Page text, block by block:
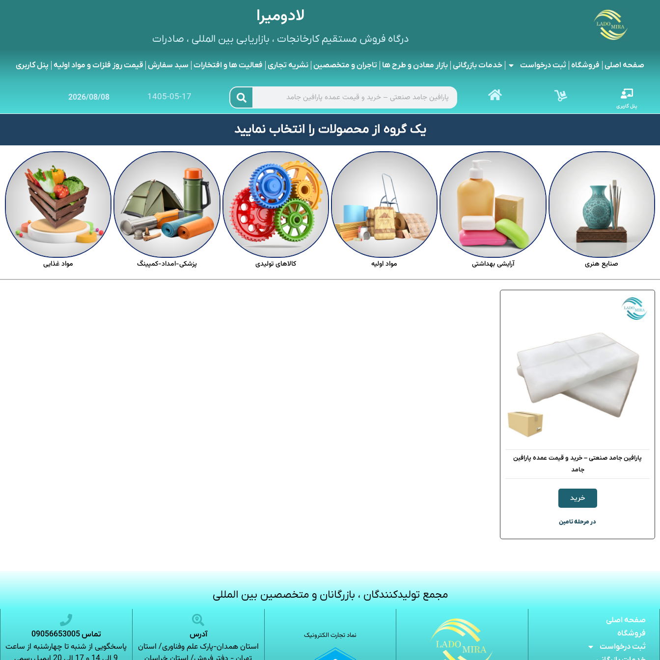
لادومیرا
درگاه فروش مستقیم کارخانجات ، بازاریابی بین المللی ، صادرات
صفحه اصلی فروشگاه ثبت درخواست خدمات بازرگانی بازار معادن و طرح ها تاجران و متخصصین نشریه تجاری فعالیت ها و افتخارات سبد سفارش قیمت روز فلزات و مواد اولیه پنل کاربری
پنل کاربری
1405-05-17
2026/08/08
یک گروه از محصولات را انتخاب نمایید
صنایع هنری آرایشی بهداشتی مواد اولیه کالاهای تولیدی پزشکی-امداد-کمپینگ مواد غذایی
پارافین جامد صنعتی – خرید و قیمت عمده پارافین
جامد
خرید
در مرحله تامین
مجمع تولیدکنندگان ، بازرگانان و متخصصین بین المللی
صفحه اصلی
فروشگاه
ثبت درخواست
نماد تجارت الکترونیک آدرس
استان همدان-پارک علم وفناوری/ استان
تماس 09056653005
پاسخگویی از شنبه تا چهارشنبه از ساعت